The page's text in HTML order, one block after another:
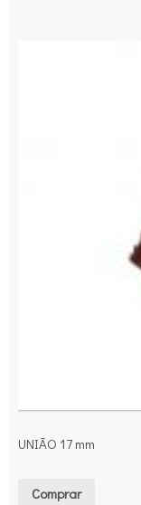
UNIÃO 17 mm
Comprar